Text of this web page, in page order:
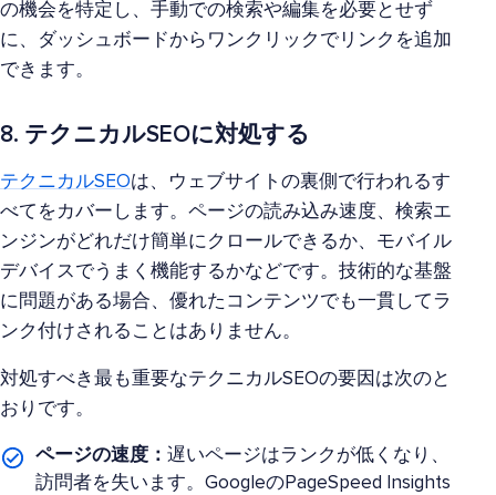
の機会を特定し、手動での検索や編集を必要とせず
に、ダッシュボードからワンクリックでリンクを追加
できます。
8. テクニカルSEOに対処する
テクニカルSEOは、ウェブサイトの裏側で行われるす
べてをカバーします。ページの読み込み速度、検索エ
ンジンがどれだけ簡単にクロールできるか、モバイル
デバイスでうまく機能するかなどです。技術的な基盤
に問題がある場合、優れたコンテンツでも一貫してラ
ンク付けされることはありません。
対処すべき最も重要なテクニカルSEOの要因は次のと
おりです。
ページの速度：遅いページはランクが低くなり、
訪問者を失います。GoogleのPageSpeed Insights